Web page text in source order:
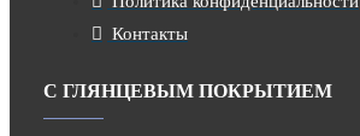
Контакты
С ГЛЯНЦЕВЫМ ПОКРЫТИЕМ